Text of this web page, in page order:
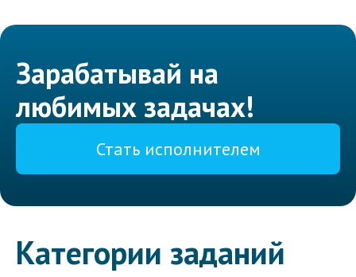
Зарабатывай на
любимых задачах!
Стать исполнителем
Категории заданий